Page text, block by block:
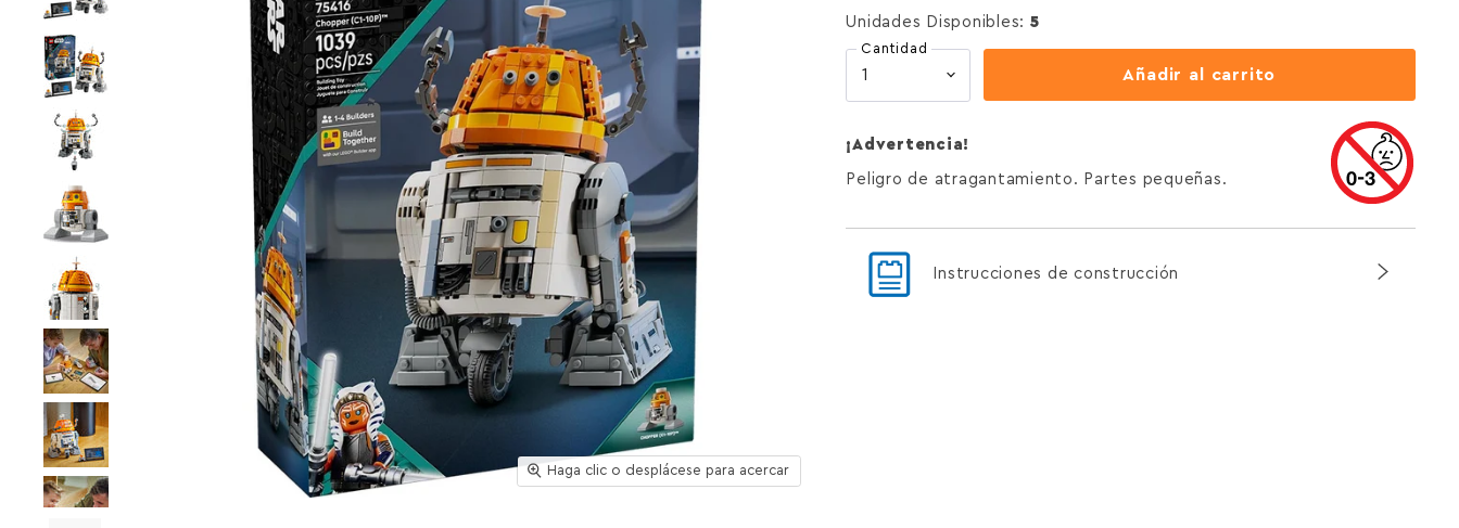
Haga clic o desplácese para acercar
Unidades Disponibles: 5
Cantidad
Añadir al carrito
¡Advertencia!
Peligro de atragantamiento. Partes pequeñas.
Instrucciones de construcción